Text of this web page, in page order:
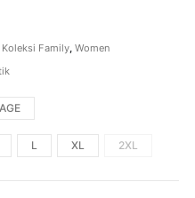
Koleksi Family, Women
L XL 2XL